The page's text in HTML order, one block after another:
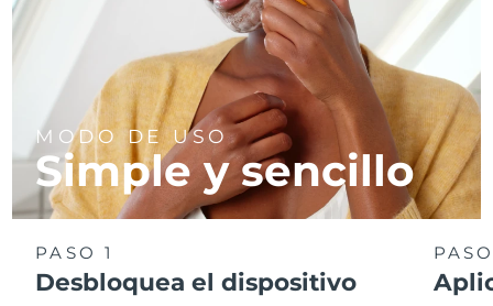
MODO DE USO
Simple y sencillo
PASO 1
Desbloquea el dispositivo